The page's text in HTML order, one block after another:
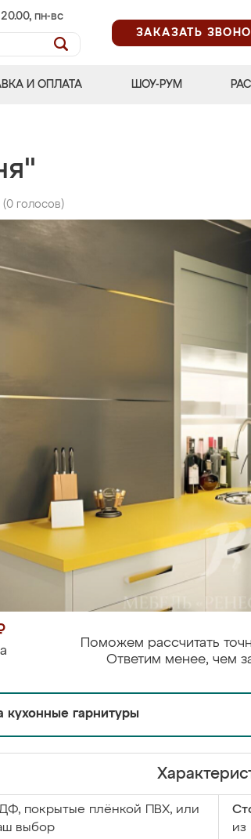
пн-вс
ЗАКАЗАТЬ
И ОПЛАТА ШОУ-РУМ
(0 голосов)
Поможем рассчитать
Ответим менее, чем
кухонные гарнитуры
покрытые плёнкой ПВХ, или
выбор
из